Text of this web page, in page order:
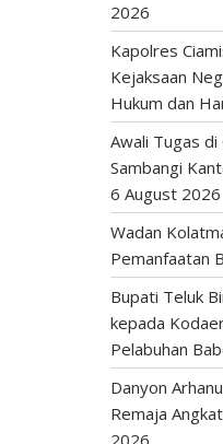
2026
Kapolres
Kejaksaan
Hukum dan
Awali Tugas di
Sambangi
6 August 2026
Wadan
Pemanfaatan
Bupati Teluk
kepada
Pelabuhan
Danyon
Remaja
2026